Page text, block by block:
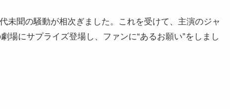
未聞の騒動が相次ぎました。これを受けて、主演のジャ
場にサプライズ登場し、ファンに“あるお願い”をしまし